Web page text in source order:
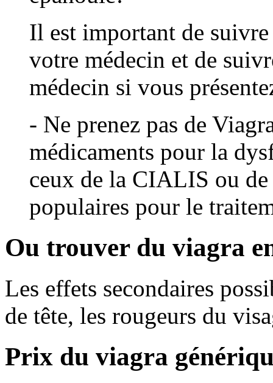
Il est important de
votre médecin et de
médecin si vous
- Ne prenez pas de
médicaments pour la
ceux de la CIALIS ou
populaires pour le
Ou trouver du viagra
Les effets secondaires
de tête, les rougeurs du
Prix du viagra